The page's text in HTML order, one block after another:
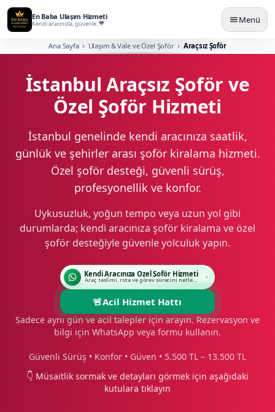
En Baba Ulaşım Hizmeti
Kendi aracınızla, güvenle. Menü
Ana Sayfa Ulaşım & Vale ve Özel Şoför Araçsız Şoför
İstanbul Araçsız Şoför ve
Özel Şoför Hizmeti
İstanbul genelinde kendi aracınıza saatlik,
günlük ve şehirler arası şoför kiralama hizmeti.
Özel şoför desteği, güvenli sürüş,
profesyonellik ve konfor.
Uykusuzluk, yoğun tempo veya uzun yol gibi
durumlarda; kendi aracınıza şoför kiralama ve özel
şoför desteğiyle güvenle yolculuk yapın.
Kendi Aracınıza Özel Şoför Hizmeti
Araç teslimi, rota ve görev sürecini netleştirin.
🚨Acil Hizmet Hattı
Sadece aynı gün ve acil talepler için arayın. Rezervasyon ve
bilgi için WhatsApp veya formu kullanın.
Güvenli Sürüş • Konfor • Güven • 5.500 TL – 13.500 TL
👇 Müsaitlik sormak ve detayları görmek için aşağıdaki
kutulara tıklayın